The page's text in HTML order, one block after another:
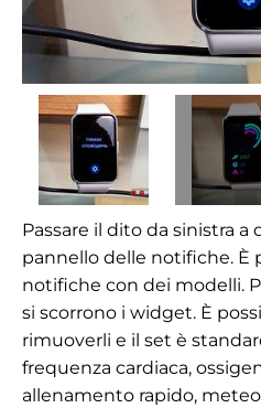
Passare il dito da sinistra a
pannello delle notifiche. È
notifiche con dei modelli.
si scorrono i widget. È
rimuoverli e il set è
frequenza cardiaca,
allenamento rapido,